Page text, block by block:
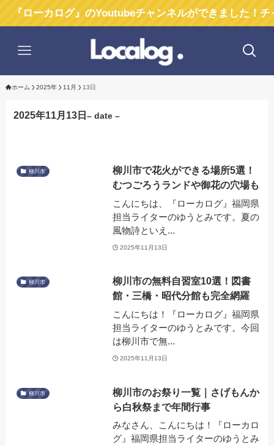
ーカログ』のYoutubeチャンネルができました！チャン
ホーム 2025年 11月 13日
2025年11月13日– date –
柳川市
柳川市で花火ができる場所5選！
むつごろうランドや御花の穴場も
こんにちは、『ローカログ』福岡県
担当ライターのゆうとみです。夏の
風物詩といえ...
2025年11月13日
柳川市
柳川市の無料自習室10選！図書
館・三橋・昭代分館も完全網羅
こんにちは！『ローカログ』福岡県
担当ライターのゆうとみです。今回
は柳川市で無...
2025年11月13日
柳川市
柳川市のお祭り一覧｜さげもんか
ら白秋祭まで年間行事
みなさん、こんにちは！『ローカロ
グ』福岡県担当ライターのゆうとみ